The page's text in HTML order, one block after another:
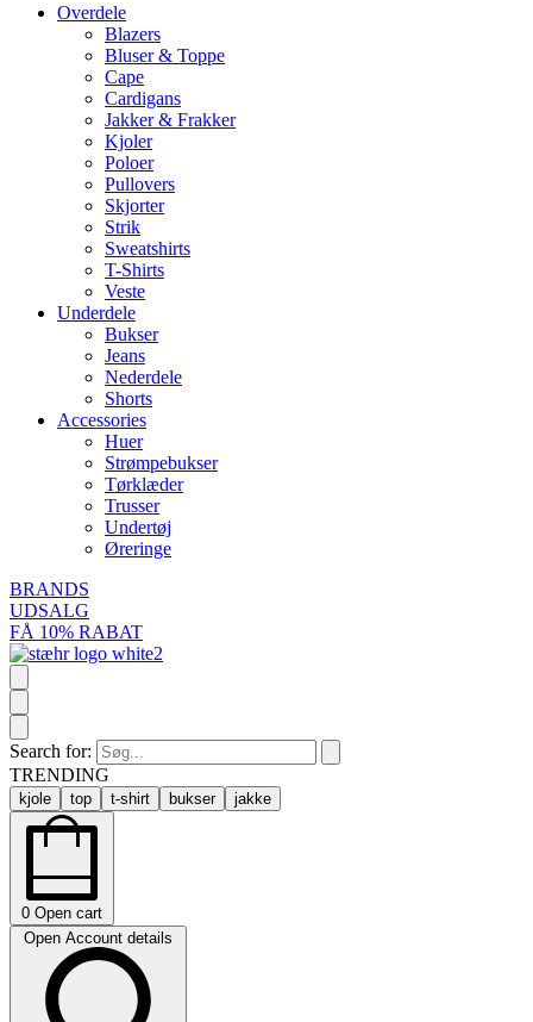
Overdele
Blazers
Bluser & Toppe
Cape
Cardigans
Jakker & Frakker
Kjoler
Poloer
Pullovers
Skjorter
Strik
Sweatshirts
T-Shirts
Veste
Underdele
Bukser
Jeans
Nederdele
Shorts
Accessories
Huer
Strømpebukser
Tørklæder
Trusser
Undertøj
Øreringe
BRANDS
UDSALG
FÅ 10% RABAT
Search for:
TRENDING
kjole top t-shirt bukser jakke
0 Open cart
Open Account details